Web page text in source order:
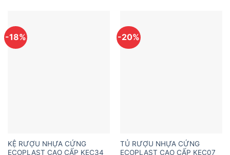
-18%
KỆ RƯỢU NHỰA CỨNG
ECOPLAST CAO CẤP KEC34
-20%
TỦ RƯỢU NHỰA CỨNG
ECOPLAST CAO CẤP KEC07